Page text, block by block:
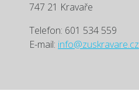
747 21 Kravaře
Telefon: 601 534 559
E-mail: info@zuskravare.cz